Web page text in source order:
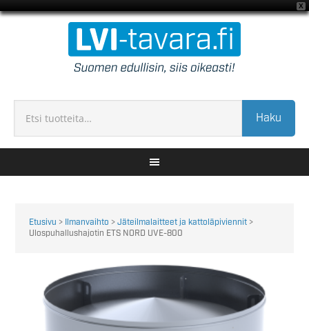
X
Haku
Etusivu > Ilmanvaihto >Jäteilmalaitteet ja kattoläpiviennit >
Ulospuhallushajotin ETS NORD UVE-800